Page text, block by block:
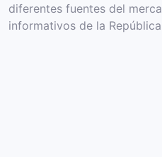
diferentes fuentes del
informativos de la